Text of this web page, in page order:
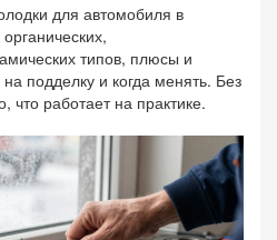
для автомобиля в
типов, плюсы и
подделку и когда менять. Без
что работает на практике.